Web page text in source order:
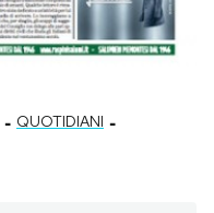
- QUOTIDIANI -